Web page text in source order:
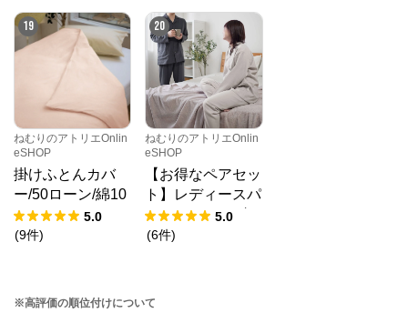
パッド）
19
ねむりのアトリエOnlin
eSHOP
掛けふとんカバ
ー/50ローン/綿10
0％
5.0
(9件)
20
ねむりのアトリエOnlin
eSHOP
【お得なペアセッ
ト】レディースパ
ジャマ・メンズパ
ジャマ/和晒し2重
5.0
(6件)
※高評価の順位付けについて